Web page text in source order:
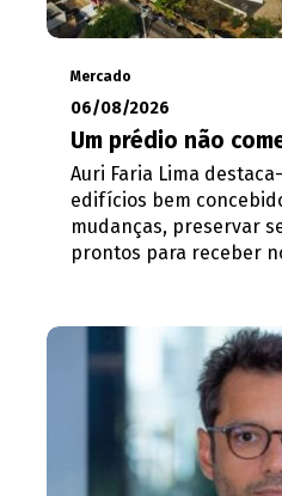
Mercado
06/08/2026
Um prédio não
Auri Faria Lima
edifícios bem
mudanças, preservar
prontos para receber